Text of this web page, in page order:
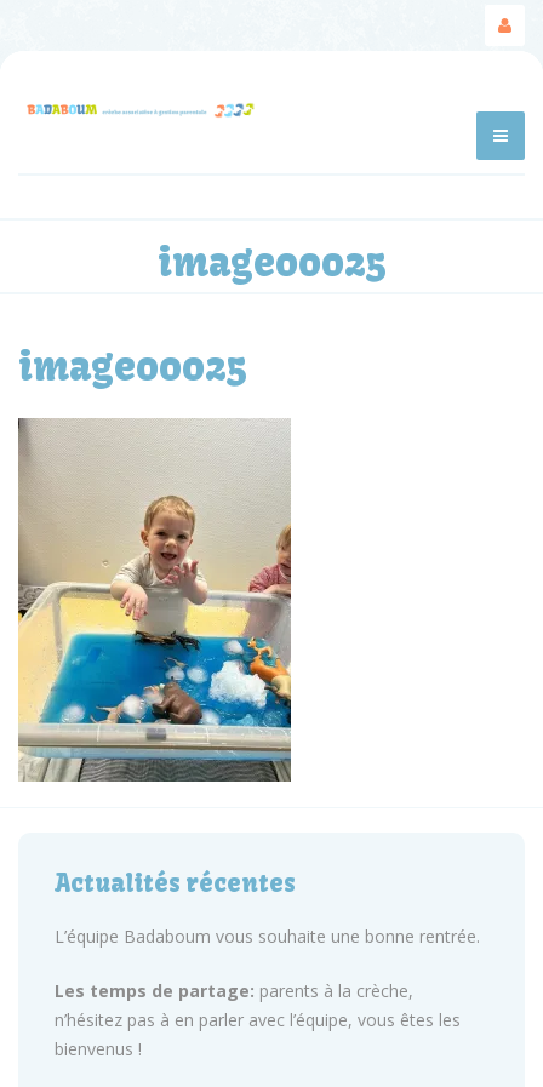
image00025
image00025
Actualités récentes
L’équipe Badaboum vous souhaite une bonne rentrée.
Les temps de partage: parents à la crèche,
n’hésitez pas à en parler avec l’équipe, vous êtes les
bienvenus !